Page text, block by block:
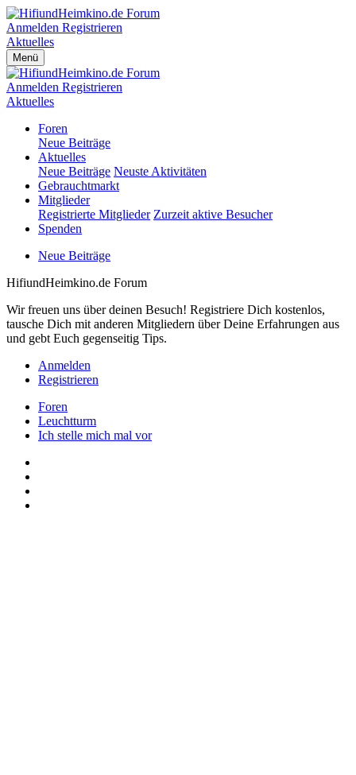
Anmelden Registrieren
Aktuelles
Menü
Anmelden Registrieren
Aktuelles
Foren
Neue Beiträge
Aktuelles
Neue Beiträge Neuste Aktivitäten
Gebrauchtmarkt
Mitglieder
Registrierte Mitglieder Zurzeit aktive Besucher
Spenden
Neue Beiträge
HifiundHeimkino.de Forum
Wir freuen uns über deinen Besuch! Registriere Dich kostenlos,
tausche Dich mit anderen Mitgliedern über Deine Erfahrungen aus
und gebt Euch gegenseitig Tips.
Anmelden
Registrieren
Foren
Leuchtturm
Ich stelle mich mal vor